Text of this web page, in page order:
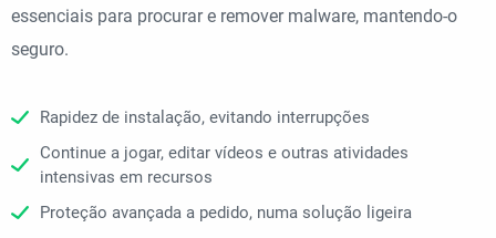
essenciais para procurar e remover malware, mantendo-o
seguro.
Rapidez de instalação, evitando interrupções
Continue a jogar, editar vídeos e outras atividades
intensivas em recursos
Proteção avançada a pedido, numa solução ligeira